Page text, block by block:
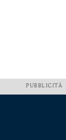
PUBBLICITÀ